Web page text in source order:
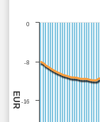
EUR
0
-16
-8